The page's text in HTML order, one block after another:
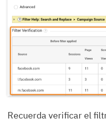
Recuerda verificar el